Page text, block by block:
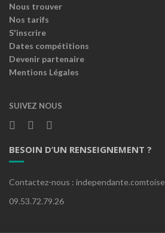
Nous trouver
Nos tarifs
S'inscrire
Dates compétitions
Devenir partenaire
Mentions Légales
SUIVEZ NOUS
BESOIN D’UN RENSEIGNEMENT ?
Contactez-nous :
09.53.72.79.26